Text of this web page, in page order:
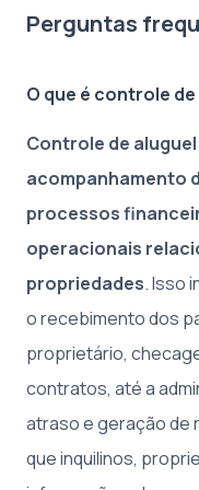
Perguntas
O que é controle
Controle de
acompanhamento
processos
operacionais
propriedades. Isso
o recebimento dos
proprietário,
contratos, até a
atraso e geração de
que inquilinos,